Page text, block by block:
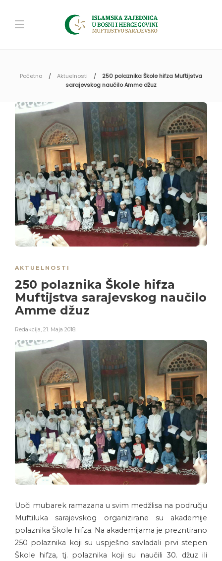
Početna Aktuelnosti
250 polaznika Škole hifza Muftijstva
sarajevskog naučilo Amme džuz
AKTUELNOSTI
250 polaznika Škole hifza
Muftijstva sarajevskog naučilo
Amme džuz
Redakcija, 21. Maja 2018.
Uoči mubarek ramazana u svim medžlisa na području
Muftiluka sarajevskog organizirane su akademije
polaznika Škole hifza. Na akademijama je prezntirano
250 polaznika koji su uspješno savladali prvi stepen
Škole hifza, tj. polaznika koji su naučili 30. džuz ili